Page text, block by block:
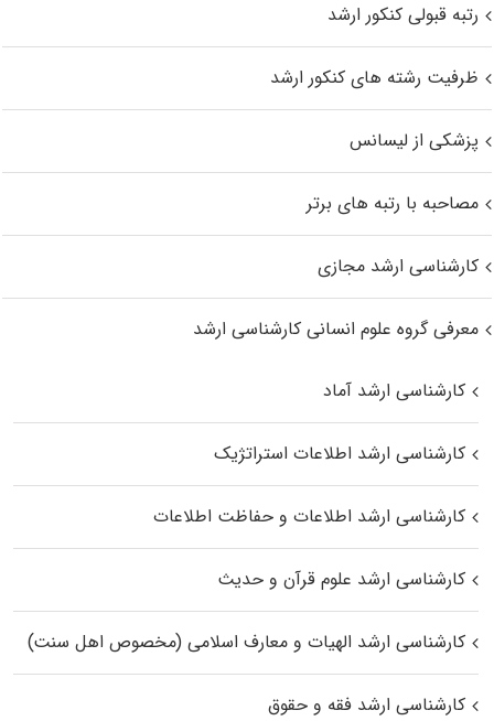
رتبه قبولی کنکور ارشد
ظرفیت رشته های کنکور ارشد
پزشکی از لیسانس
مصاحبه با رتبه های برتر
کارشناسی ارشد مجازی
معرفی گروه علوم انسانی کارشناسی ارشد
کارشناسی ارشد آماد
کارشناسی ارشد اطلاعات استراتژیک
کارشناسی ارشد اطلاعات و حفاظت اطلاعات
کارشناسی ارشد علوم قرآن و حدیث
کارشناسی ارشد الهیات و معارف اسلامی (مخصوص اهل سنت)
کارشناسی ارشد فقه و حقوق